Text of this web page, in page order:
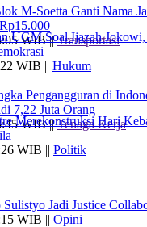
M-Soetta Ganti Nama
WIB ||Transportasi
Pengangguran di
7,22 Juta Orang
WIB ||Tenaga Kerja
UGM Soal Ijazah
WIB || Hukum
Merekonstruksi Hari
WIB || Politik
Jadi Justice
WIB || Opini